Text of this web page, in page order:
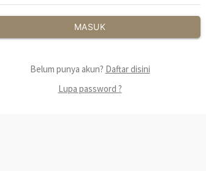
MASUK
Belum punya akun? Daftar disini
Lupa password ?